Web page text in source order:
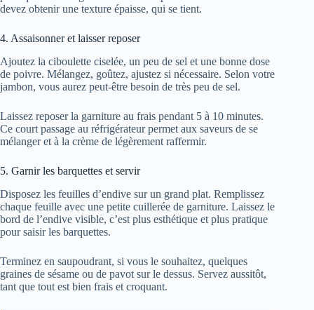
devez obtenir une texture épaisse, qui se tient.
4. Assaisonner et laisser reposer
Ajoutez la ciboulette ciselée, un peu de sel et une bonne dose
de poivre. Mélangez, goûtez, ajustez si nécessaire. Selon votre
jambon, vous aurez peut-être besoin de très peu de sel.
Laissez reposer la garniture au frais pendant 5 à 10 minutes.
Ce court passage au réfrigérateur permet aux saveurs de se
mélanger et à la crème de légèrement raffermir.
5. Garnir les barquettes et servir
Disposez les feuilles d’endive sur un grand plat. Remplissez
chaque feuille avec une petite cuillerée de garniture. Laissez le
bord de l’endive visible, c’est plus esthétique et plus pratique
pour saisir les barquettes.
Terminez en saupoudrant, si vous le souhaitez, quelques
graines de sésame ou de pavot sur le dessus. Servez aussitôt,
tant que tout est bien frais et croquant.